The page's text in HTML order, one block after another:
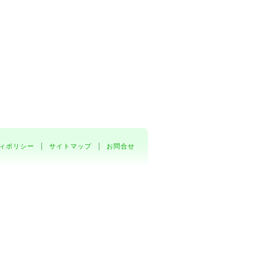
ポリシー サイトマップ お問合せ